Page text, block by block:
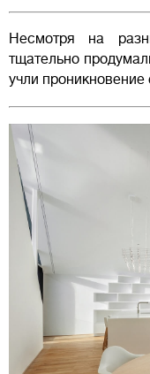
Несмотря на
тщательно
учли проникновение